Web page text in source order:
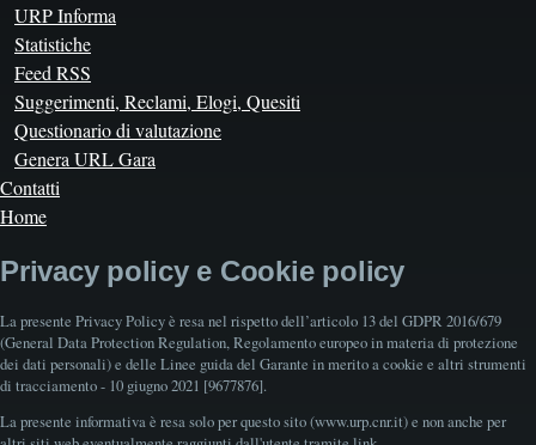
URP Informa
Statistiche
Feed RSS
Suggerimenti, Reclami, Elogi, Quesiti
Questionario di valutazione
Genera URL Gara
Contatti
Home
Privacy policy e Cookie policy
La presente Privacy Policy è resa nel rispetto dell’articolo 13 del GDPR 2016/679
(General Data Protection Regulation, Regolamento europeo in materia di protezione
dei dati personali) e delle Linee guida del Garante in merito a cookie e altri strumenti
di tracciamento - 10 giugno 2021 [9677876].
La presente informativa è resa solo per questo sito (www.urp.cnr.it) e non anche per